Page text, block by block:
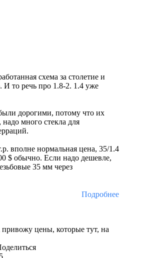
схема за столетие и
И то речь про 1.8-2. 1.4 уже
дорогими, потому что их
надо много стекла для
вполне нормальная цена, 35/1.4
$ обычно. Если надо дешевле,
35 мм через
Подробнее
цены, которые тут, на